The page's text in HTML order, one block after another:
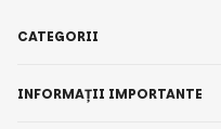
CATEGORII
INFORMAȚII IMPORTANTE